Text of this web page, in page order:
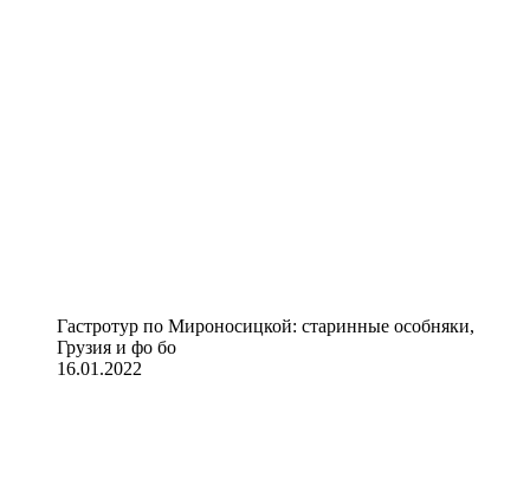
Гастротур по Мироносицкой: старинные особняки,
Грузия и фо бо
16.01.2022